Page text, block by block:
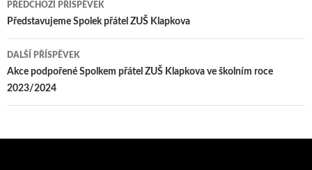
pro
příspěvky
PŘEDCHOZÍ PŘÍSPĚVEK
Představujeme Spolek přátel ZUŠ Klapkova
DALŠÍ PŘÍSPĚVEK
Akce podpořené Spolkem přátel ZUŠ Klapkova ve školním roce
2023/2024